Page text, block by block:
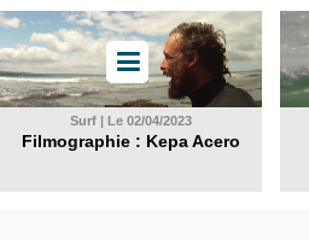
Surf | Le 02/04/2023
Filmographie : Kepa Acero